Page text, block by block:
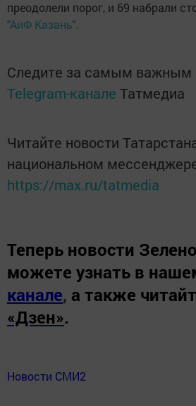
преодолели порог, и 69 набрали
"АиФ Казань".
Следите за самым важным
Telegram-канале Татмедиа
Читайте новости
национальном
https://max.ru/tatmedia
Теперь новости
можете узнать в
канале, а также
«Дзен».
Новости СМИ2